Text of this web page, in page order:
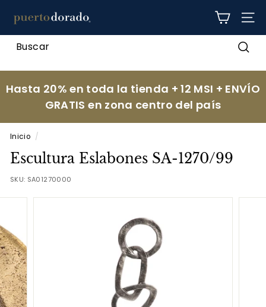
directamente
contenido
p
u
e
r
t
o
r
a
d
o
Hasta 20% en toda la tienda + 12 MSI + ENVÍO
GRATIS en zona centro del país
Inicio /
Escultura Eslabones SA-1270/99
SKU: SA01270000